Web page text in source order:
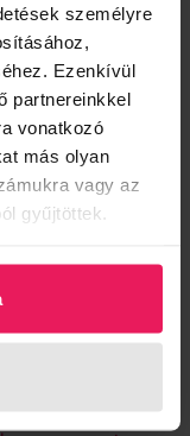
személyre
Ezenkívül
partnereinkkel
vonatkozó
más olyan
vagy az
gyűjtöttek.
az
fel